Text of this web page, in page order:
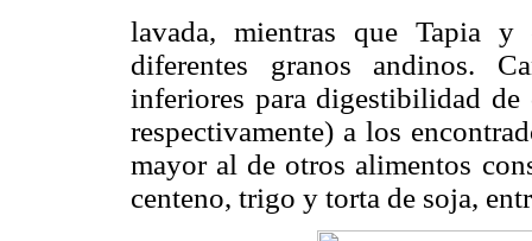
lavada, mientras que Tapia
diferentes granos andinos.
inferiores para digestibilidad
respectivamente) a los
mayor al de otros alimentos
centeno, trigo y torta de soja,